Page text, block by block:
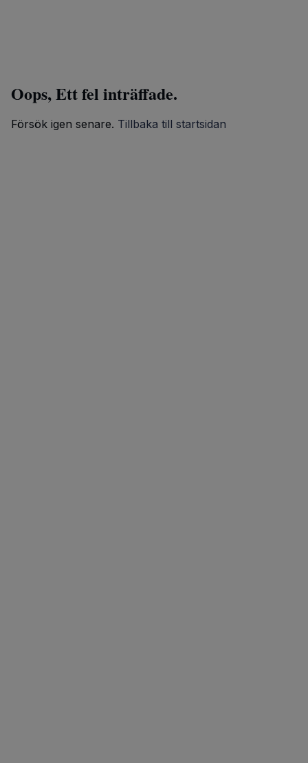
Oops, Ett fel inträffade.
Försök igen senare. Tillbaka till startsidan